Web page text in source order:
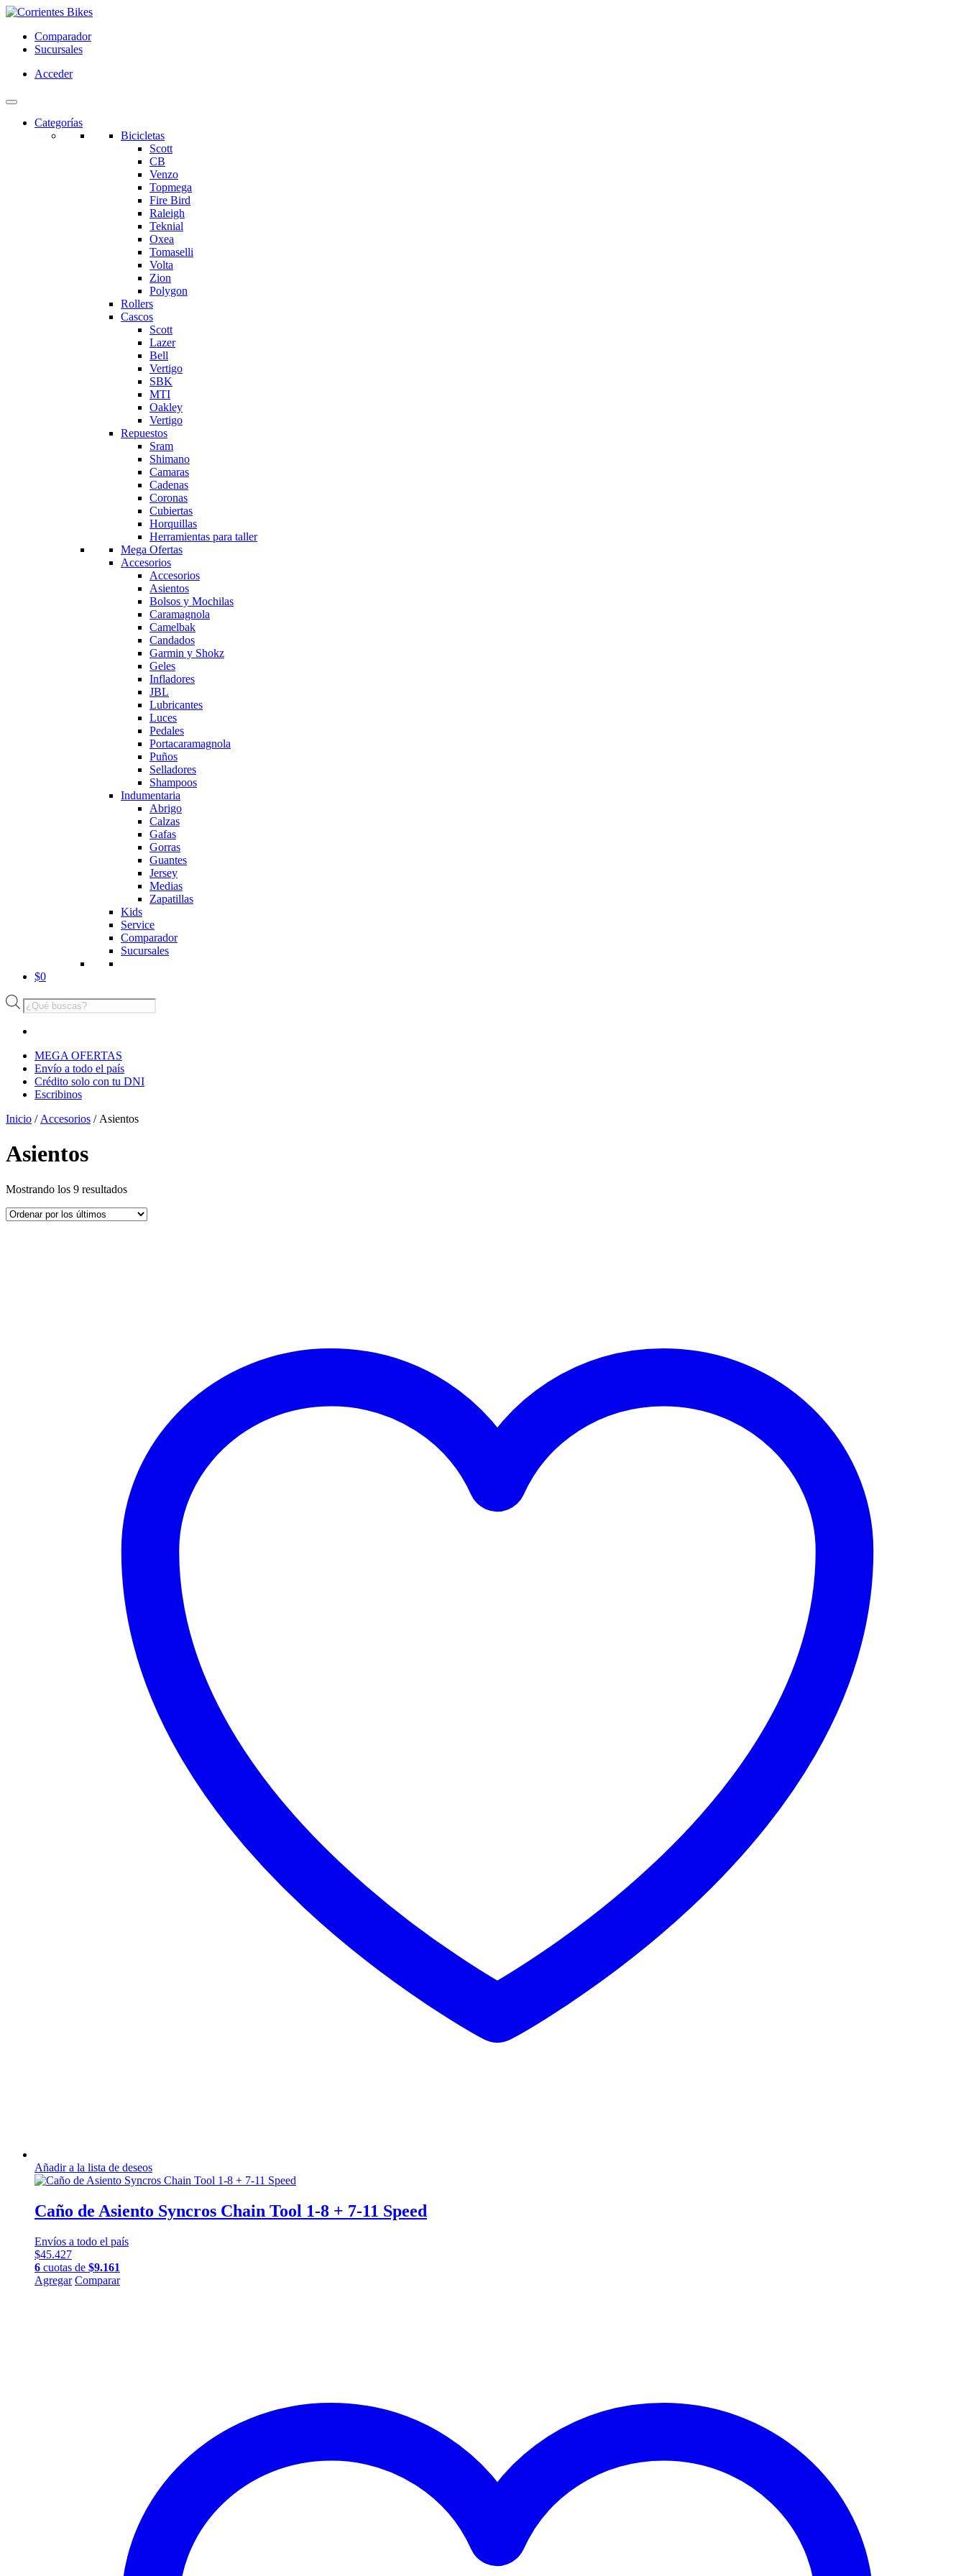
Comparador
Sucursales
Acceder
Categorías
Bicicletas
Scott
CB
Venzo
Topmega
Fire Bird
Raleigh
Teknial
Oxea
Tomaselli
Volta
Zion
Polygon
Rollers
Cascos
Scott
Lazer
Bell
Vertigo
SBK
MTI
Oakley
Vertigo
Repuestos
Sram
Shimano
Camaras
Cadenas
Coronas
Cubiertas
Horquillas
Herramientas para taller
Mega Ofertas
Accesorios
Accesorios
Asientos
Bolsos y Mochilas
Caramagnola
Camelbak
Candados
Garmin y Shokz
Geles
Infladores
JBL
Lubricantes
Luces
Pedales
Portacaramagnola
Puños
Selladores
Shampoos
Indumentaria
Abrigo
Calzas
Gafas
Gorras
Guantes
Jersey
Medias
Zapatillas
Kids
Service
Comparador
Sucursales
$0
Búsqueda
de
MEGA OFERTAS
Envío a todo el país
Crédito solo con tu DNI
Escribinos
Inicio / Accesorios / Asientos
Asientos
Mostrando los 9 resultadosOrdenado
los
Añadir a la lista de deseos
Caño de Asiento Syncros Chain Tool 1-8 + 7-11 Speed
Envíos a todo el país
$45.427
6 cuotas de $9.161
Agregar Comparar